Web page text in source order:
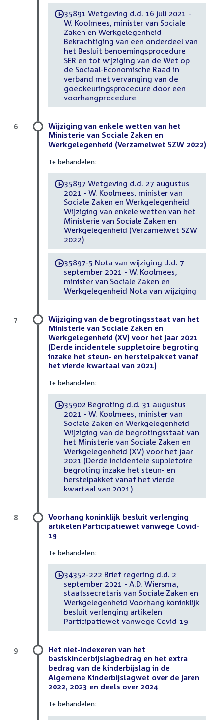
-35891 Wetgeving d.d. 16 juli 2021 -
W. Koolmees, minister van Sociale
Zaken en Werkgelegenheid
Bekrachtiging van een onderdeel van
het Besluit benoemingsprocedure
SER en tot wijziging van de Wet op
de Sociaal-Economische Raad in
verband met vervanging van de
goedkeuringsprocedure door een
voorhangprocedure
Wijziging van enkele wetten van het
Ministerie van Sociale Zaken en
Werkgelegenheid (Verzamelwet SZW 2022)
Te behandelen:
-35897 Wetgeving d.d. 27 augustus
2021 - W. Koolmees, minister van
Sociale Zaken en Werkgelegenheid
Wijziging van enkele wetten van het
Ministerie van Sociale Zaken en
Werkgelegenheid (Verzamelwet SZW
2022)
-35897-5 Nota van wijziging d.d. 7
september 2021 - W. Koolmees,
minister van Sociale Zaken en
Werkgelegenheid Nota van wijziging
6
Wijziging van de begrotingsstaat van het
Ministerie van Sociale Zaken en
Werkgelegenheid (XV) voor het jaar 2021
(Derde incidentele suppletoire begroting
inzake het steun- en herstelpakket vanaf
het vierde kwartaal van 2021)
Te behandelen:
-35902 Begroting d.d. 31 augustus
2021 - W. Koolmees, minister van
Sociale Zaken en Werkgelegenheid
Wijziging van de begrotingsstaat van
het Ministerie van Sociale Zaken en
Werkgelegenheid (XV) voor het jaar
2021 (Derde incidentele suppletoire
begroting inzake het steun- en
herstelpakket vanaf het vierde
kwartaal van 2021)
7
Voorhang koninklijk besluit verlenging
artikelen Participatiewet vanwege Covid-
19
Te behandelen:
-34352-222 Brief regering d.d. 2
september 2021 - A.D. Wiersma,
staatssecretaris van Sociale Zaken en
Werkgelegenheid Voorhang koninklijk
besluit verlenging artikelen
Participatiewet vanwege Covid-19
8
Het niet-indexeren van het
basiskinderbijslagbedrag en het extra
bedrag van de kinderbijslag in de
Algemene Kinderbijslagwet over de jaren
2022, 2023 en deels over 2024
Te behandelen:
9